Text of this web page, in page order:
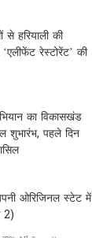
से हरियाली की
रेस्टोरेंट’ की
का विकासखंड
पहले दिन
ओरिजिनल स्टेट में
2)